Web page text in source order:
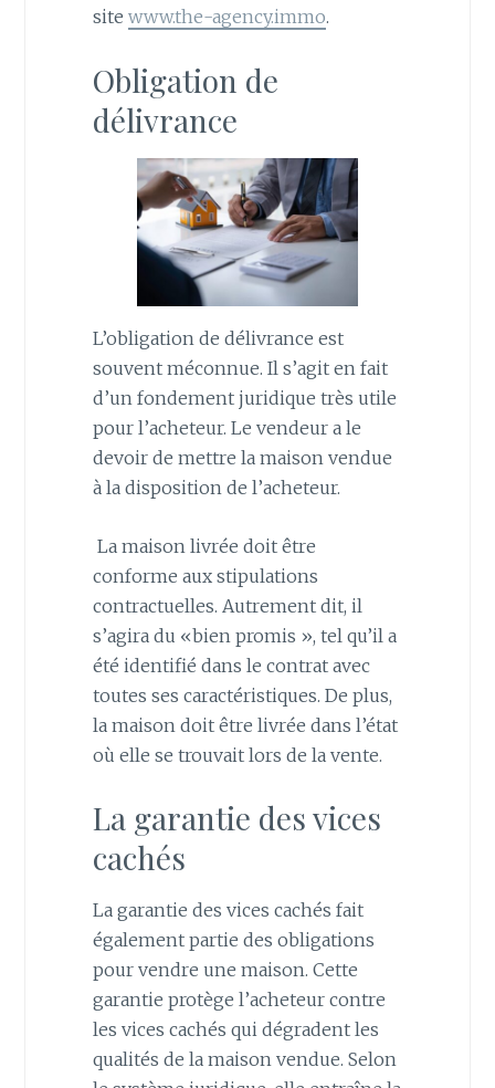
site www.the-agency.immo.
Obligation de
délivrance
L’obligation de délivrance est
souvent méconnue. Il s’agit en fait
d’un fondement juridique très utile
pour l’acheteur. Le vendeur a le
devoir de mettre la maison vendue
à la disposition de l’acheteur.
La maison livrée doit être
conforme aux stipulations
contractuelles. Autrement dit, il
s’agira du «bien promis », tel qu’il a
été identifié dans le contrat avec
toutes ses caractéristiques. De plus,
la maison doit être livrée dans l’état
où elle se trouvait lors de la vente.
La garantie des vices
cachés
La garantie des vices cachés fait
également partie des obligations
pour vendre une maison. Cette
garantie protège l’acheteur contre
les vices cachés qui dégradent les
qualités de la maison vendue. Selon